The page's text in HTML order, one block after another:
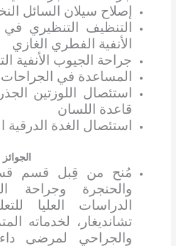
إصلاح سيلان السائل
التنظيف التنظيري
الأنفية الفطري الغازي
جراحة الجيوب الأنفية
المساعدة في الجراحات
استئصال اللوزتين
قاعدة اللسان
استئصال الغدة الدرقية
الجوائز
مُنح من قِبل قسم
والحنجرة وجراحة
الدراسات العليا
تشانديغار، لخدماته
والجراحي لمرضى